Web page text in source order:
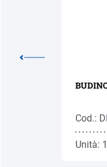
Cod.:
Unità: